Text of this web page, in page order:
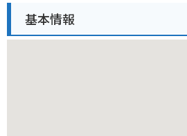
とは異なる幻想的な風景を楽しむこと
基本情報